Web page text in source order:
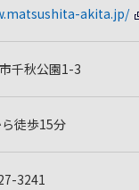
akita.jp/
千秋公園1-3
徒歩15分
3241